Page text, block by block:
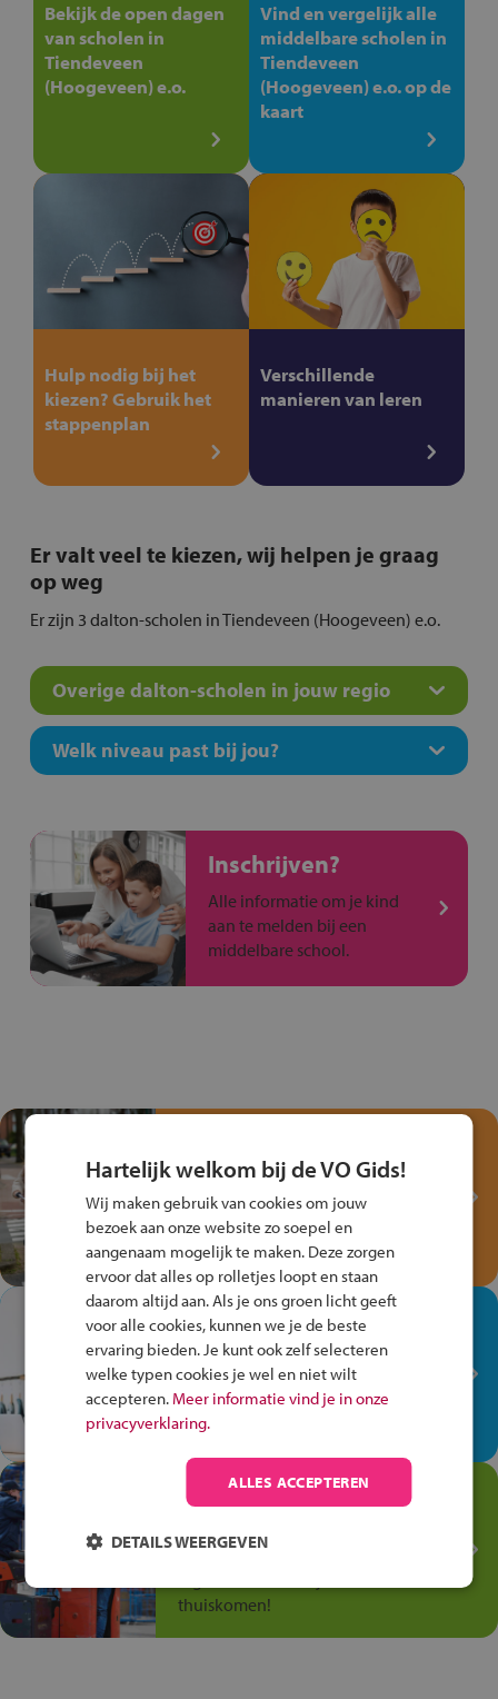
Bekijk de open dagen
van scholen in
Tiendeveen
(Hoogeveen) e.o.
Vind en vergelijk alle
middelbare scholen in
Tiendeveen
(Hoogeveen) e.o. op de
kaart
Hulp nodig bij het
kiezen? Gebruik het
stappenplan
Verschillende
manieren van leren
Er valt veel te kiezen, wij helpen je graag
op weg
Er zijn 3 dalton-scholen in Tiendeveen (Hoogeveen) e.o.
Overige dalton-scholen in jouw regio
Welk niveau past bij jou?
Inschrijven?
Alle informatie om je kind
aan te melden bij een
middelbare school.
Fiets Veilig
Verkeersspel!
Speel het Fiets Veilig Verkeersspel
en win een Cortina-fiets!
In de winkel ben je op je
plek!
Ontdek via het vmbo jouw talent
op de winkelvloer, waar elke dag
anders is!
Jouw talent in de
thuiskomen!
Hartelijk welkom bij de VO Gids!
Wij maken gebruik van cookies om jouw
bezoek aan onze website zo soepel en
aangenaam mogelijk te maken. Deze zorgen
ervoor dat alles op rolletjes loopt en staan
daarom altijd aan. Als je ons groen licht geeft
voor alle cookies, kunnen we je de beste
ervaring bieden. Je kunt ook zelf selecteren
welke typen cookies je wel en niet wilt
accepteren. Meer informatie vind je in onze
privacyverklaring.
ALLES ACCEPTEREN
DETAILS WEERGEVEN